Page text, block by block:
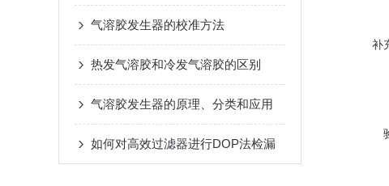
气溶胶发生器的校准方法
热发气溶胶和冷发气溶胶的区别
气溶胶发生器的原理、分类和应用
如何对高效过滤器进行DOP法检漏
补